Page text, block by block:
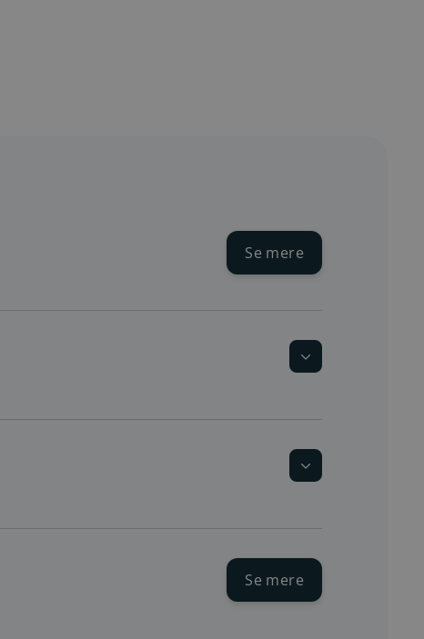
Se nuværende driftsforstyrrelser
Se mere
Se mere